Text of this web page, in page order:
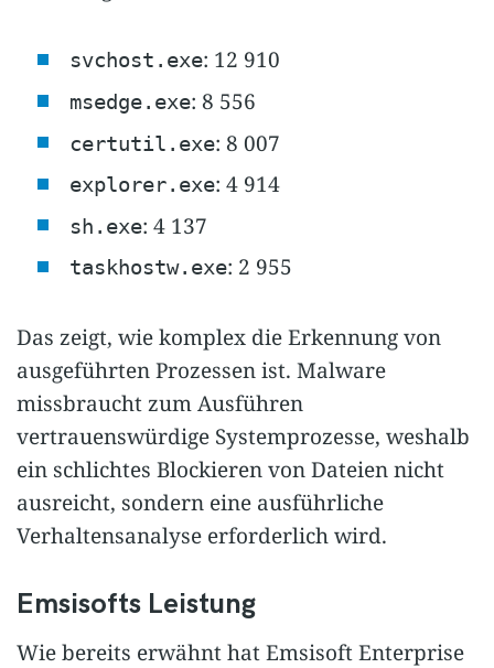
svchost.exe: 12 910
msedge.exe: 8 556
certutil.exe: 8 007
explorer.exe: 4 914
sh.exe: 4 137
taskhostw.exe: 2 955
Das zeigt, wie komplex die Erkennung von
ausgeführten Prozessen ist. Malware
missbraucht zum Ausführen
vertrauenswürdige Systemprozesse, weshalb
ein schlichtes Blockieren von Dateien nicht
ausreicht, sondern eine ausführliche
Verhaltensanalyse erforderlich wird.
Emsisofts Leistung
Wie bereits erwähnt hat Emsisoft Enterprise